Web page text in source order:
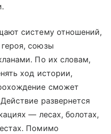
систему отношений,
союзы
По их словам,
ход истории,
сможет
развернется
— лесах, болотах,
Помимо